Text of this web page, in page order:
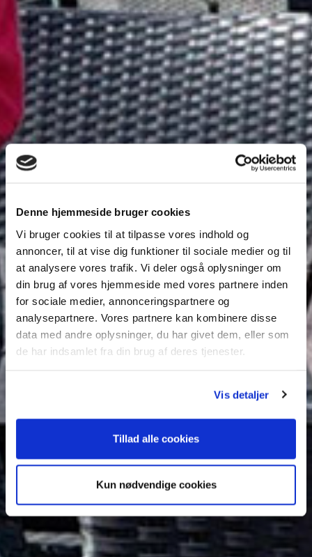
Denne hjemmeside bruger cookies
Vi bruger cookies til at tilpasse vores indhold og
annoncer, til at vise dig funktioner til sociale medier og til
at analysere vores trafik. Vi deler også oplysninger om
din brug af vores hjemmeside med vores partnere inden
for sociale medier, annonceringspartnere og
analysepartnere. Vores partnere kan kombinere disse
data med andre oplysninger, du har givet dem, eller som
de har indsamlet fra din brug af deres tjenester.
Vis detaljer
Tillad alle cookies
Kun nødvendige cookies